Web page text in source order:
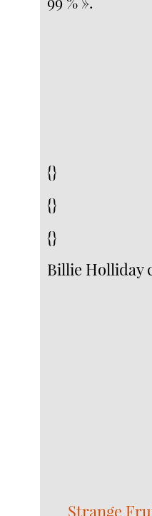
{}
{}
{}
Billie Holliday
Strange